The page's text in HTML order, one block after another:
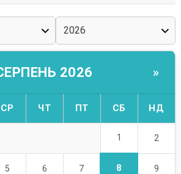
2026 »
СР ЧТ ПТ СБ НД
1 2
5 6 7 8 9